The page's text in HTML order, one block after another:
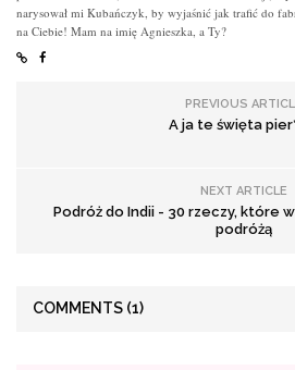
narysował mi Kubańczyk, by wyjaśnić jak trafić do
na Ciebie! Mam na imię Agnieszka, a Ty?
PREVIOUS
A ja te święta
NEXT ARTICLE
Podróż do Indii - 30 rzeczy, które
podróżą
COMMENTS (1)